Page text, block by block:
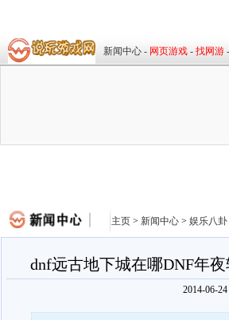
主页 > 新闻中心 > 娱乐八卦
dnf远古地下城在哪DNF年
2014-06-